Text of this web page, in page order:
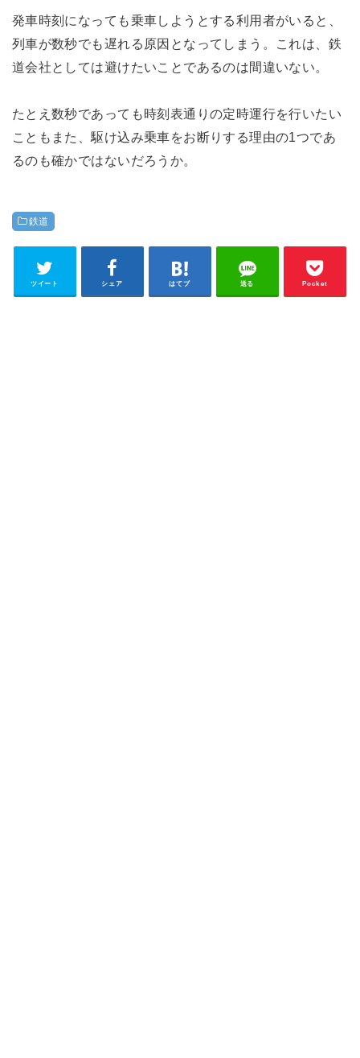
発車時刻になっても乗車しようとする利用者がいると、
列車が数秒でも遅れる原因となってしまう。これは、鉄
道会社としては避けたいことであるのは間違いない。
たとえ数秒であっても時刻表通りの定時運行を行いたい
こともまた、駆け込み乗車をお断りする理由の1つであ
るのも確かではないだろうか。
鉄道
ツイート シェア はてブ 送る Pocket